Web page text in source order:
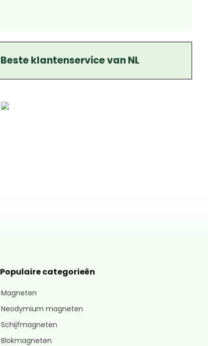
Beste klantenservice van NL
Populaire categorieën
Magneten
Neodymium magneten
Schijfmagneten
Blokmagneten